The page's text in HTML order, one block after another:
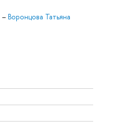
– Воронцова Татьяна